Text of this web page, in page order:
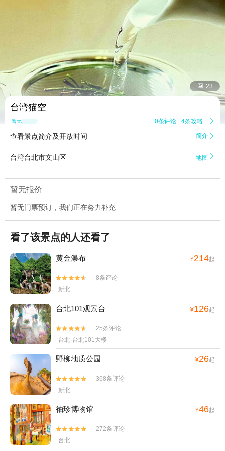
 23
台湾猫空
暂无点评 0条评论 4条攻略 
查看景点简介及开放时间 简介 
台湾台北市文山区 地图 
暂无报价
暂无门票预订，我们正在努力补充
看了该景点的人还看了
黄金瀑布 ¥214起


8条评论
新北
台北101观景台 ¥126起


25条评论
台北·台北101大楼
野柳地质公园 ¥26起


368条评论
新北
袖珍博物馆 ¥46起


272条评论
台北